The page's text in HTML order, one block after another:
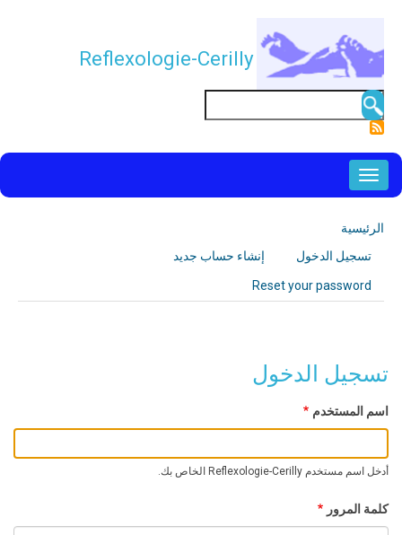
المحتوى
الرئيسي
Reflexologie-Cerilly
بحث
NAVIGATION
PRINCIPALE
مسار
التنقل
الرئيسية
التبويبات
الأساسية
تسجيل الدخول (علامة
التبويب
النشطة)
إنشاء حساب جديد
Reset your password
تسجيل الدخول
اسم المستخدم
أدخل اسم مستخدم Reflexologie-Cerilly الخاص بك.
كلمة المرور